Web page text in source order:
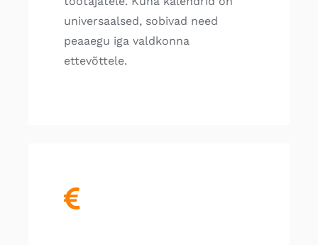
universaalsed, sobivad need
peaaegu iga valdkonna
ettevõttele.